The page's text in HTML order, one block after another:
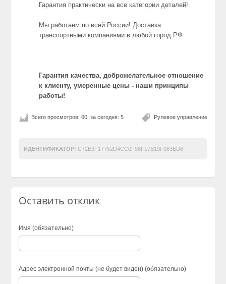
Гарантия практически на все категории деталей!
Мы работаем по всей России! Доставка
транспортными компаниями в любой город РФ
Гарантия качества, доброжелательное отношение
к клиенту, умеренные цены - наши принципы
работы!
Рулевое управление
Всего просмотров: 60, за сегодня: 5
ИДЕНТИФИКАТОР: C72E3F17752D4CC0F98F17B19F063ED8
Оставить отклик
Имя (обязательно)
Адрес электронной почты (не будет виден) (обязательно)